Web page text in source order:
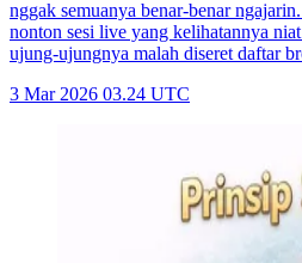
nggak semuanya benar-benar
nonton sesi live yang kelihatannya
ujung-ujungnya malah diseret daftar
3 Mar 2026 03.24 UTC